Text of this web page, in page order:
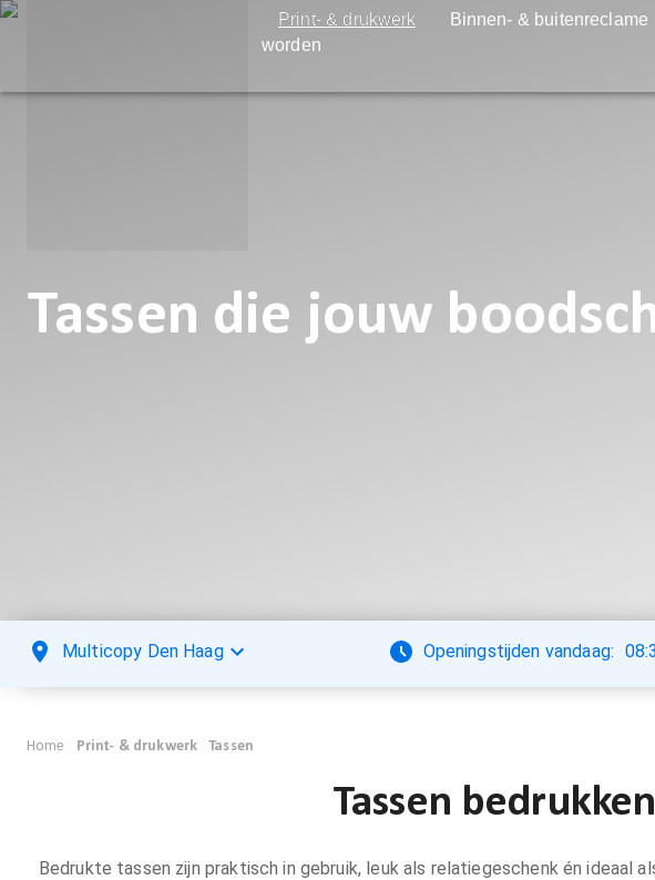
Print- & drukwerk Binnen- & buitenreclame
worden
Tassen die jouw
Multicopy Den Haag Openingstijden vandaag:
Home Print- & drukwerk Tassen
Tassen
Bedrukte tassen zijn praktisch in gebruik, leuk als relatiegeschenk én ideaal